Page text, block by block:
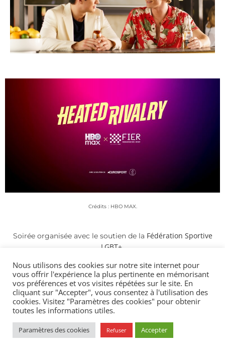
Crédits : HBO MAX.
Soirée organisée avec le soutien de la Fédération Sportive
LGBT+
Nous utilisons des cookies sur notre site internet pour
vous offrir l'expérience la plus pertinente en mémorisant
vos préférences et vos visites répétées sur le site. En
cliquant sur "Accepter", vous consentez à l'utilisation des
cookies. Visitez "Paramètres des cookies" pour obtenir
toutes les informations utiles.
Paramètres des cookies Refuser Accepter